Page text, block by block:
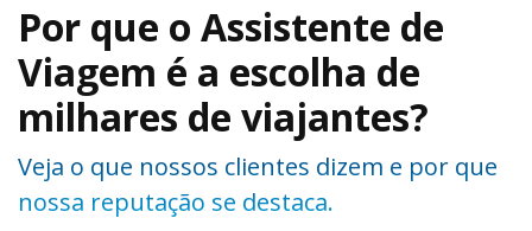
Por que o Assistente de
Viagem é a escolha de
milhares de viajantes?
Veja o que nossos clientes dizem e por que
nossa reputação se destaca.